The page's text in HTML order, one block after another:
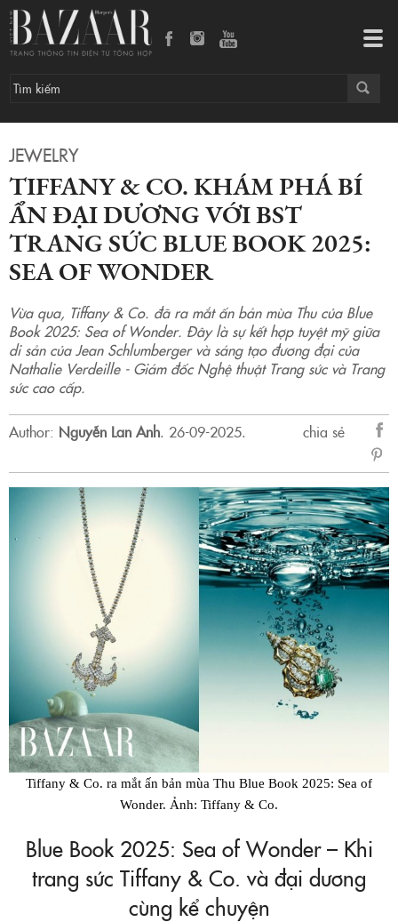
JEWELRY
TIFFANY & CO. KHÁM PHÁ BÍ
ẨN ĐẠI DƯƠNG VỚI BST
TRANG SỨC BLUE BOOK 2025:
SEA OF WONDER
Vừa qua, Tiffany & Co. đã ra mắt ấn bản mùa Thu của Blue
Book 2025: Sea of Wonder. Đây là sự kết hợp tuyệt mỹ giữa
di sản của Jean Schlumberger và sáng tạo đương đại của
Nathalie Verdeille - Giám đốc Nghệ thuật Trang sức và Trang
sức cao cấp.
Author: Nguyễn Lan Anh. 26-09-2025.
chia sẻ
sẻ
Tiffany & Co. ra mắt ấn bản mùa Thu Blue Book 2025: Sea of
Wonder. Ảnh: Tiffany & Co.
Blue Book 2025: Sea of Wonder – Khi
trang sức Tiffany & Co. và đại dương
cùng kể chuyện